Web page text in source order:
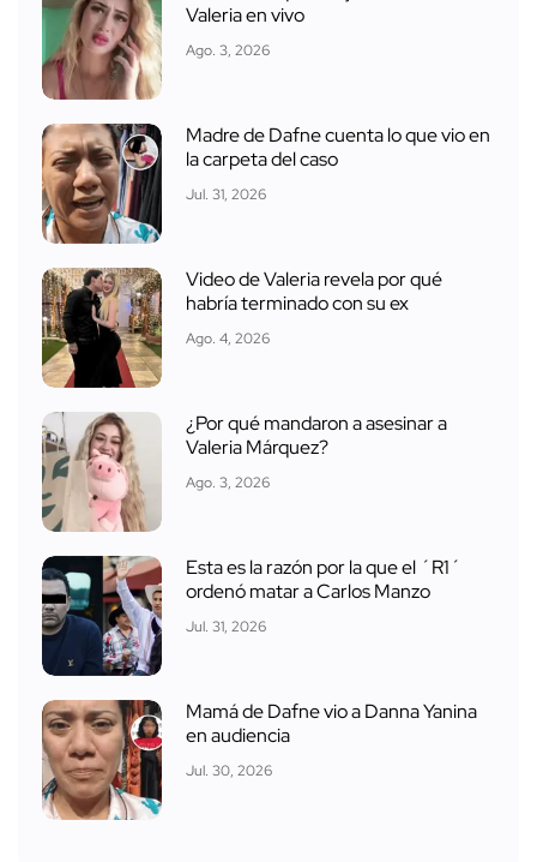
Valeria en vivo
Ago. 3, 2026
Madre de Dafne cuenta lo que vio en
la carpeta del caso
Jul. 31, 2026
Video de Valeria revela por qué
habría terminado con su ex
Ago. 4, 2026
¿Por qué mandaron a asesinar a
Valeria Márquez?
Ago. 3, 2026
Esta es la razón por la que el ´R1´
ordenó matar a Carlos Manzo
Jul. 31, 2026
Mamá de Dafne vio a Danna Yanina
en audiencia
Jul. 30, 2026